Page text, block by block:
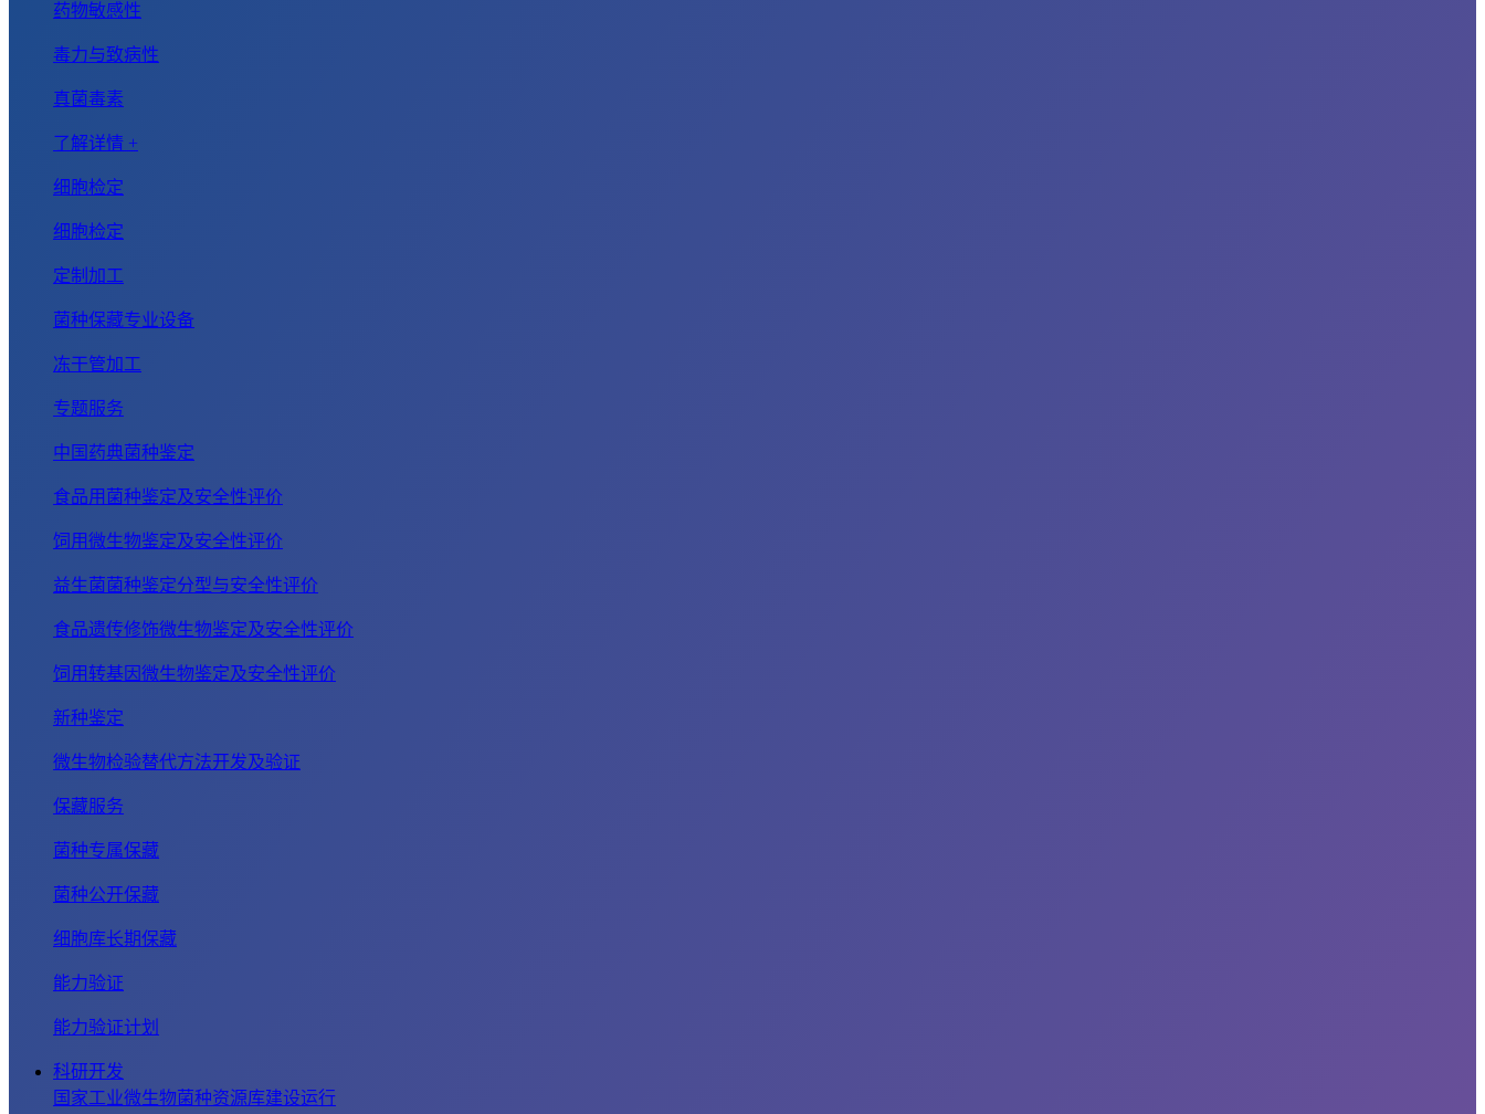
药物敏感性
毒力与致病性
真菌毒素
了解详情 +
细胞检定
细胞检定
定制加工
菌种保藏专业设备
冻干管加工
专题服务
中国药典菌种鉴定
食品用菌种鉴定及安全性评价
饲用微生物鉴定及安全性评价
益生菌菌种鉴定分型与安全性评价
食品遗传修饰微生物鉴定及安全性评价
饲用转基因微生物鉴定及安全性评价
新种鉴定
微生物检验替代方法开发及验证
保藏服务
菌种专属保藏
菌种公开保藏
细胞库长期保藏
能力验证
能力验证计划
科研开发
国家工业微生物菌种资源库建设运行